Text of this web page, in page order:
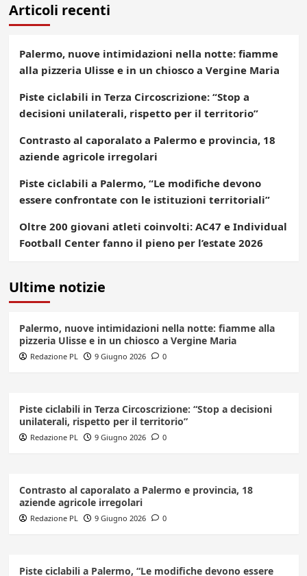
Articoli recenti
Palermo, nuove intimidazioni nella notte: fiamme
alla pizzeria Ulisse e in un chiosco a Vergine Maria
Piste ciclabili in Terza Circoscrizione: “Stop a
decisioni unilaterali, rispetto per il territorio”
Contrasto al caporalato a Palermo e provincia, 18
aziende agricole irregolari
Piste ciclabili a Palermo, “Le modifiche devono
essere confrontate con le istituzioni territoriali”
Oltre 200 giovani atleti coinvolti: AC47 e Individual
Football Center fanno il pieno per l’estate 2026
Ultime notizie
Palermo, nuove intimidazioni nella notte: fiamme alla
pizzeria Ulisse e in un chiosco a Vergine Maria
Redazione PL 9 Giugno 2026 0
Piste ciclabili in Terza Circoscrizione: “Stop a decisioni
unilaterali, rispetto per il territorio”
Redazione PL 9 Giugno 2026 0
Contrasto al caporalato a Palermo e provincia, 18
aziende agricole irregolari
Redazione PL 9 Giugno 2026 0
Piste ciclabili a Palermo, “Le modifiche devono essere